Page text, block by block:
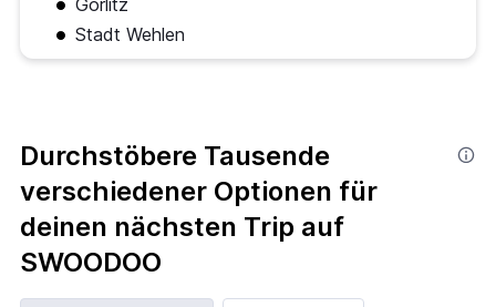
Stadt Wehlen
Durchstöbere Tausende
verschiedener Optionen für
deinen nächsten Trip auf
SWOODOO